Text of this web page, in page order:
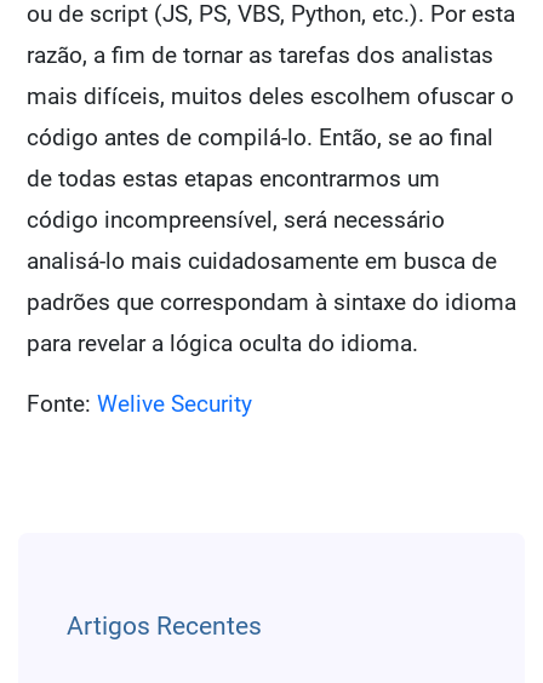
ou de script (JS, PS, VBS, Python, etc.). Por esta
razão, a fim de tornar as tarefas dos analistas
mais difíceis, muitos deles escolhem ofuscar o
código antes de compilá-lo. Então, se ao final
de todas estas etapas encontrarmos um
código incompreensível, será necessário
analisá-lo mais cuidadosamente em busca de
padrões que correspondam à sintaxe do idioma
para revelar a lógica oculta do idioma.
Fonte: Welive Security
Artigos Recentes